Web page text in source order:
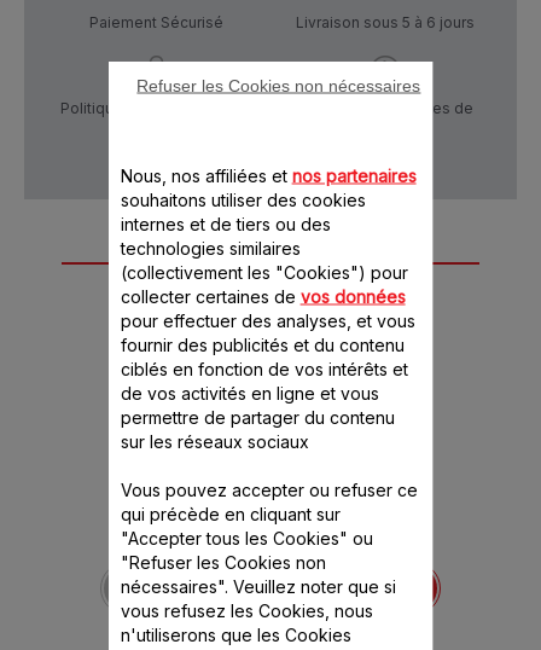
Paiement Sécurisé Livraison sous 5 à 6 jours
Politique de confidentialité
Conditions générales de
Autre(s) accessoire(s)
recommandé(s)
Couteau blanc hachoir
MS-8030000708
Préparer le repas devient
un jeu d'enfant
Nous, nos affiliées et nos partenaires
souhaitons utiliser des cookies
internes et de tiers ou des
technologies similaires
(collectivement les "Cookies") pour
collecter certaines de vos données
pour effectuer des analyses, et vous
fournir des publicités et du contenu
ciblés en fonction de vos intérêts et
de vos activités en ligne et vous
permettre de partager du contenu
sur les réseaux sociaux
Vous pouvez accepter ou refuser ce
qui précède en cliquant sur
"Accepter tous les Cookies" ou
"Refuser les Cookies non
nécessaires". Veuillez noter que si
vous refusez les Cookies, nous
n'utiliserons que les Cookies
Refuser les Cookies non nécessaires